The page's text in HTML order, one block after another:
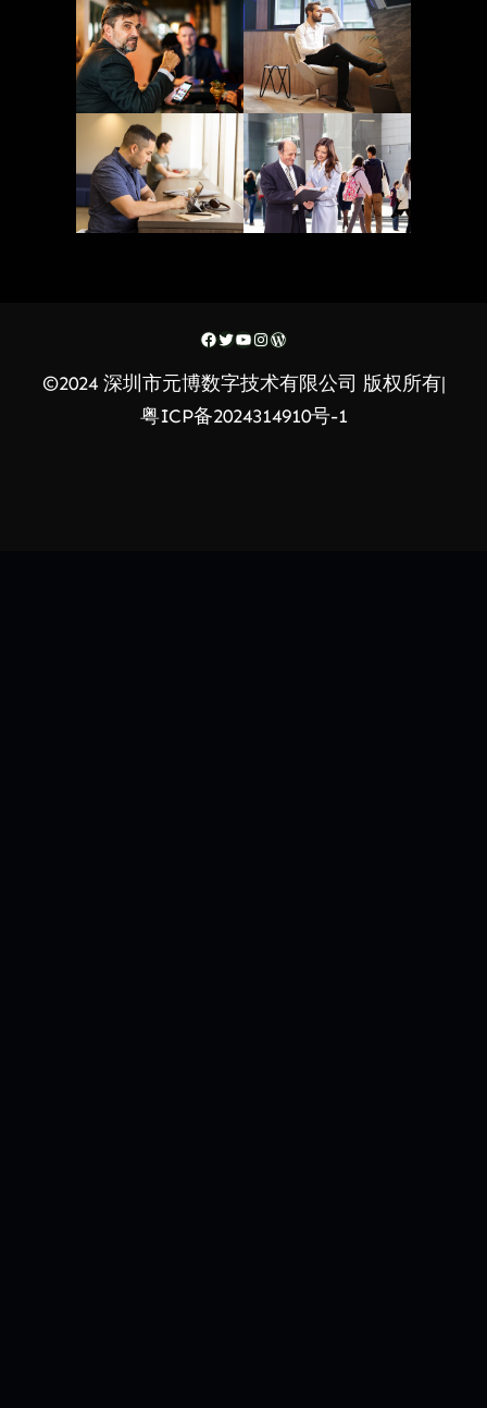
Facebook
Twitter
YouTube
Instagram
WordPress
©2024 深圳市元博数字技术有限公司 版权所有|
粤ICP备2024314910号-1